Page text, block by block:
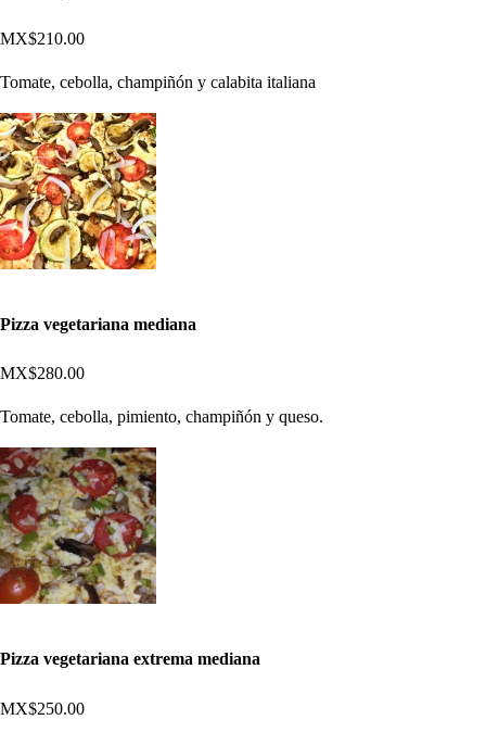
MX$210.00
Tomate, cebolla, champiñón y calabita italiana
Pizza vegetariana mediana
MX$280.00
Tomate, cebolla, pimiento, champiñón y queso.
Pizza vegetariana extrema mediana
MX$250.00